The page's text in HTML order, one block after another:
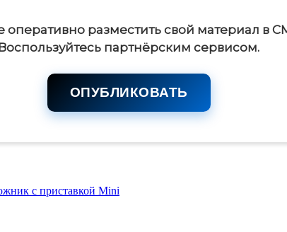
оперативно разместить свой материал в
Воспользуйтесь партнёрским сервисом.
ОПУБЛИКОВАТЬ
с приставкой Mini